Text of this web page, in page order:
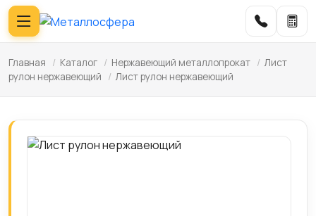
Главная / Каталог / Нержавеющий металлопрокат / Лист
рулон нержавеющий
/ Лист рулон нержавеющий